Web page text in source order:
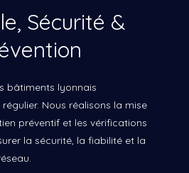
Sécurité &
bâtiments lyonnais
Nous réalisons la mise
préventif et les vérifications
la sécurité, la fiabilité et la